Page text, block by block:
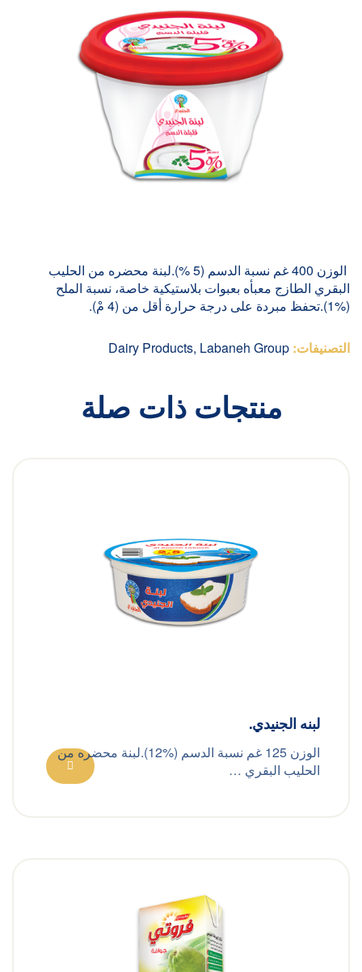
الوزن 400 غم نسبة الدسم (5 %).لبنة محضره من الحليب
البقري الطازج معبأه بعبوات بلاستيكية خاصة، نسبة الملح
(%1).تحفظ مبردة على درجة حرارة أقل من (4 مْ).
التصنيفات: Dairy Products, Labaneh Group
منتجات ذات صلة
لبنه الجنيدي.
الوزن 125 غم نسبة الدسم (%12).لبنة محضره من
الحليب البقري …